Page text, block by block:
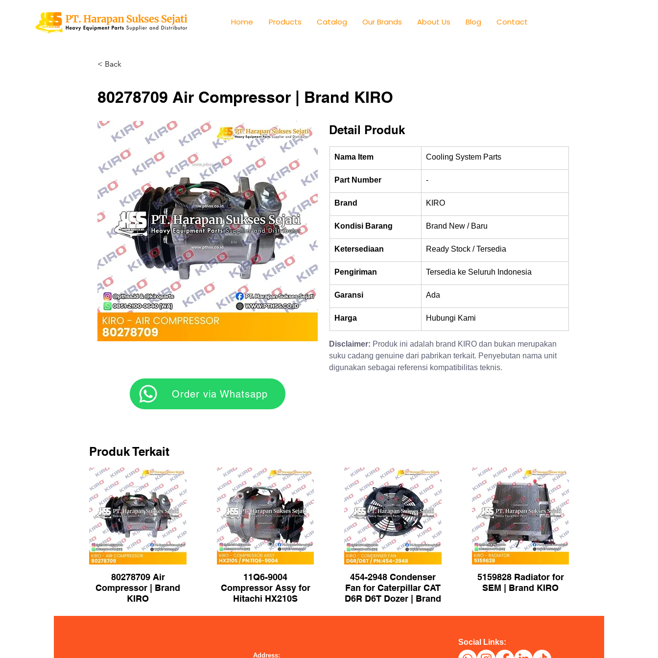
Home Products Catalog Our Brands About Us Blog Contact
< Back
80278709 Air Compressor | Brand KIRO
Detail Produk
Nama Item Cooling System Parts
Part Number -
Brand KIRO
Kondisi Barang Brand New / Baru
Ketersediaan Ready Stock / Tersedia
Pengiriman Tersedia ke Seluruh Indonesia
Garansi Ada
Harga Hubungi Kami
Disclaimer: Produk ini adalah brand KIRO dan bukan merupakan
suku cadang genuine dari pabrikan terkait. Penyebutan nama unit
digunakan sebagai referensi kompatibilitas teknis.
‎ ‎ ‎‎‎ ‎ ‎ ‎ ‎ Order via Whatsapp
Produk Terkait
80278709 Air
Compressor | Brand
KIRO
11Q6-9004
Compressor Assy for
Hitachi HX210S
454-2948 Condenser
Fan for Caterpillar CAT
D6R D6T Dozer | Brand
5159828 Radiator for
SEM | Brand KIRO
Address:
Social Links: